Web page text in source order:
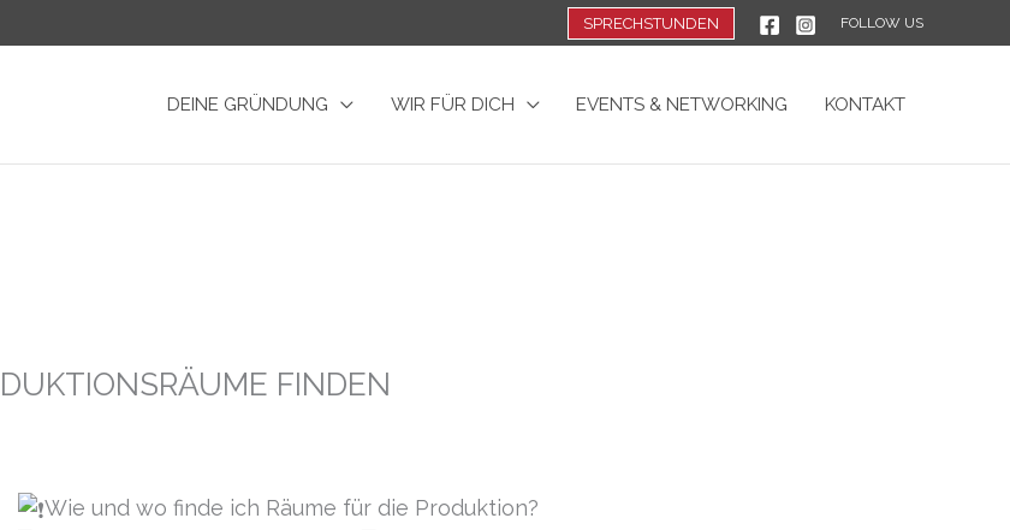
SPRECHSTUNDEN FOLLOW US
DEINE GRÜNDUNG WIR FÜR DICH EVENTS & NETWORKING KONTAKT
FINDEN
Wie und wo finde ich Räume für die Produktion?